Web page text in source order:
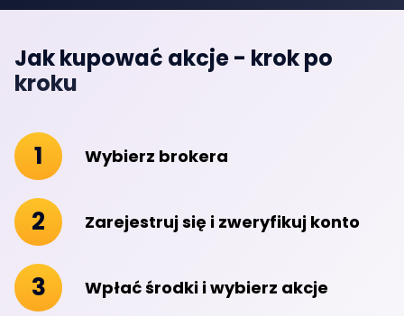
Jak kupować akcje - krok po
kroku
1 Wybierz brokera
2 Zarejestruj się i zweryfikuj konto
3 Wpłać środki i wybierz akcje